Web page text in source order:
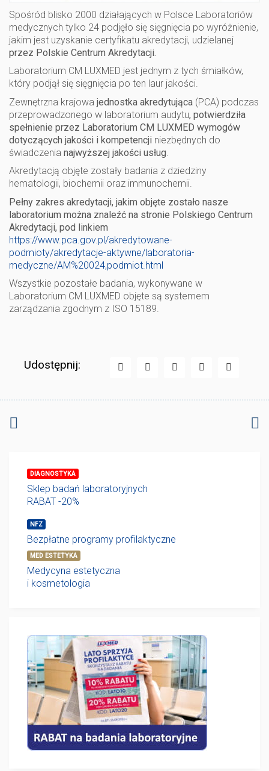
Spośród blisko 2000 działających w Polsce Laboratoriów
medycznych tylko 24 podjęło się sięgnięcia po wyróżnienie,
jakim jest uzyskanie certyfikatu akredytacji, udzielanej
przez Polskie Centrum Akredytacji.
Laboratorium CM LUXMED jest jednym z tych śmiałków,
który podjął się sięgnięcia po ten laur jakości.
Zewnętrzna krajowa jednostka akredytująca (PCA) podczas
przeprowadzonego w laboratorium audytu, potwierdziła
spełnienie przez Laboratorium CM LUXMED wymogów
dotyczących jakości i kompetencji niezbędnych do
świadczenia najwyższej jakości usług
Akredytacją objęte zostały badania z dziedziny
hematologii, biochemii oraz immunochemii.
Pełny zakres akredytacji, jakim objęte zostało nasze
laboratorium można znaleźć na stronie Polskiego Centrum
Akredytacji, pod linkiem
https://www.pca.gov.pl/akredytowane-
podmioty/akredytacje-aktywne/laboratoria-
medyczne/AM%20024,podmiot.html
Wszystkie pozostałe badania, wykonywane w
Laboratorium CM LUXMED objęte są systemem
zarządzania zgodnym z ISO 15189.
Udostępnij:
DIAGNOSTYKA
Sklep badań laboratoryjnych
RABAT -20%
NFZ
Bezpłatne programy profilaktyczne
MED ESTETYKA
Medycyna estetyczna
i kosmetologia